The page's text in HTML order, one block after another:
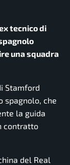
tecnico di
una squadra
Stamford
spagnolo, che
la guida
contratto
del Real